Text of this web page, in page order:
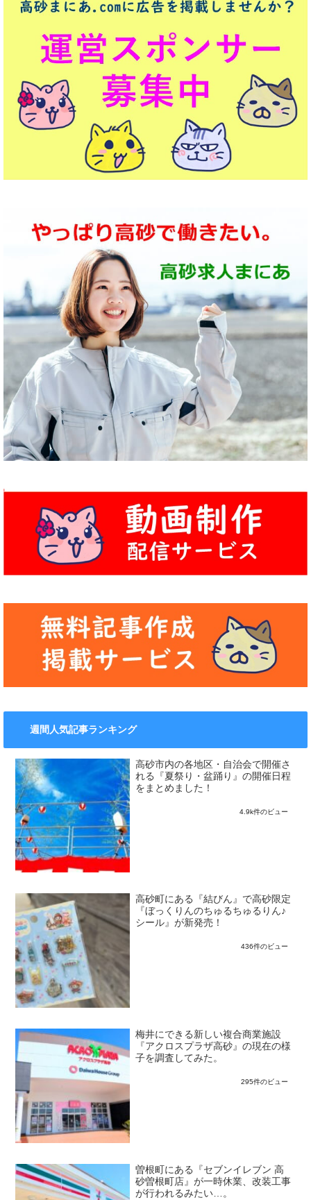
週間人気記事ランキング
高砂市内の各地区・自治会で開催さ
れる『夏祭り・盆踊り』の開催日程
をまとめました！
4.9k件のビュー
高砂町にある『結びん』で高砂限定
『ぼっくりんのちゅるちゅるりん♪
シール』が新発売！
436件のビュー
梅井にできる新しい複合商業施設
『アクロスプラザ高砂』の現在の様
子を調査してみた。
295件のビュー
曽根町にある『セブンイレブン 高
砂曽根町店』が一時休業、改装工事
が行われるみたい…。